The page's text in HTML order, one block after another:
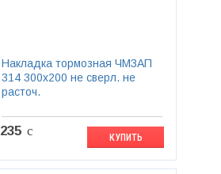
Накладка тормозная ЧМЗАП
314 300х200 не сверл. не
расточ.
235 c КУПИТЬ